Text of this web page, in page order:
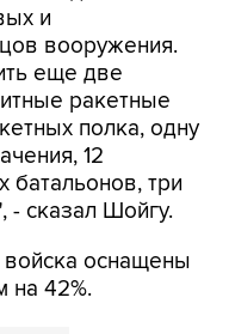
и
вооружения.
еще две
ракетные
полка, одну
12
батальонов, три
- сказал Шойгу.
оснащены
на 42%.